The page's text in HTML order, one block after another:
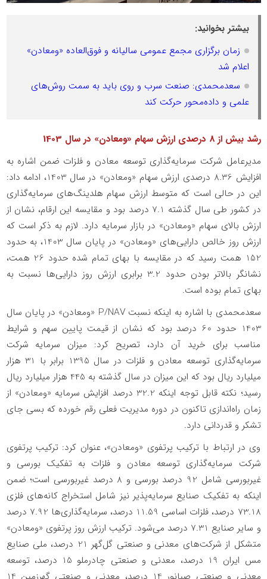
بیشتر بخوانید:
زمان برگزاری مجمع عمومی سالیانه و فوق‌العاده «ومعادن»
اعلام شد
سعدمحمدی: صنعت سرب و روی باید به سمت روش‌های
علمی و داده‌محور حرکت کند
رشد بیش از 8 درصدی ارزش سهام «ومعادن» در سال 1403
مدیرعامل شرکت سرمایه‌گذاری توسعه معادن و فلزات ضمن اشاره به
افزایش 8.36 درصدی ارزش سهام «ومعادن» در سال 1403، ادامه داد:
این در حالی است که متوسط ارزش سهام هلدینگ‌های سرمایه‌گذاری
در کشور طی سال گذشته 7.1 درصد بود و مقایسه این ارقام، نشان از
ارزش بالای سهام «ومعادن» در بازار سرمایه دارد. لازم به ذکر است که
ارزش روز خالص دارایی‌های «ومعادن» در پایان سال 1403، به حدود
152 همت رسید که در مقایسه با بهای تمام شده حدود 26 همت،
نشانگر بالاتر بودن حدود 3.2 برابری ارزش روز دارایی‌ها نسبت به
بهای تمام بوده است.
سعدمحمدی با اشاره به اینکه نسبتP/NAV «ومعادن» در پایان سال
1403 حدود 60 درصد بود که نشان از قیمت پایین سهم و شرایط
مناسب برای خرید آن دارد، تصریح کرد: میزان سرمایه شرکت
سرمایه‌گذاری توسعه معادن و فلزات در سال 1395 برابر با 31 هزار
میلیارد ریال بود که این میزان در سال گذشته به 445 هزار میلیارد ریال
رسید؛ نکته قابل توجه اینکه 32.2 درصد افزایش سرمایه «ومعادن» از
زمان راه‌اندازی تاکنون در دوره مدیریت فعلی رقم خورده که بسی جای
تشکر و قدردانی دارد.
وی در ارتباط با ترکیب پرتفوی «ومعادن»، عنوان کرد: ترکیب پرتفوی
شرکت سرمایه‌گذاری توسعه معادن و فلزات به تفکیک بورسی و
غیربورسی شامل 92 درصد بورسی و 8 درصد غیربورسی است؛ ضمن
اینکه به تفکیک صنایع سرمایه‌پذیر نیز شامل استخراج کانه‌های فلزی
73.18 درصد، فلزات اساسی 11.59 درصد، سرمایه‌گذاری‌ها 7.92 درصد
و سایر صنایع 7.31 درصد می‌شود. ترکیب ارزش روز پرتفوی «ومعادن»
متشکل از شرکت‌های معدنی و صنعتی گل‌گهر 21 درصد، ملی صنایع
مس ایران 19 درصد، معدنی و صنعتی چادرملو 15 درصد، توسعه